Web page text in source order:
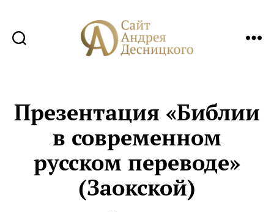
Презентация «Библии
в современном
русском переводе»
(Заокской)